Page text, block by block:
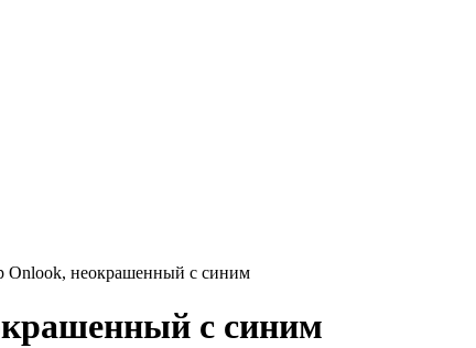
Onlook, неокрашенный с синим
с синим